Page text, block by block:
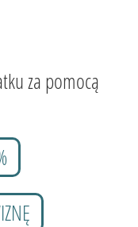
za pomocą